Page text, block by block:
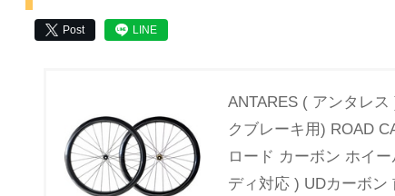
Post LINE
ANTARES ( アンタレ
クブレーキ用) ROAD
ロード カーボン ホイ
ディ対応 ) UDカーボン